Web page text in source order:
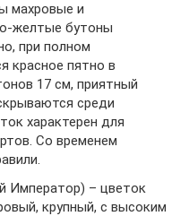
махровые и
желтые бутоны
при полном
красное пятно в
17 см, приятный
среди
характерен для
Со временем
Император) – цветок
крупный, с высоким